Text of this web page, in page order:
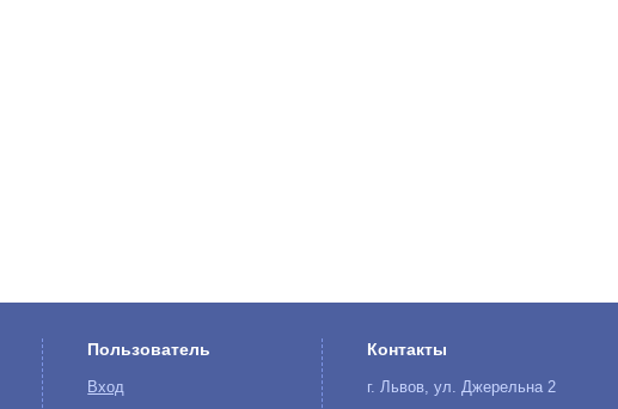
Пользователь
Вход
Контакты
г. Львов, ул. Джерельна 2